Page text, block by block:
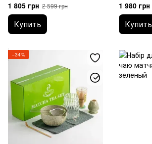
1 805 грн 2 599 грн
Купить
1 980 грн
Купить
−34%